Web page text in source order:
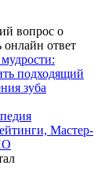
вопрос о
онлайн ответ
подходящий
зуба
Мастер-